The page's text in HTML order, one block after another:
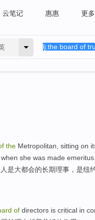
云笔记 惠惠 更
the Metropolitan , sitting on
when she was made emeritus
是大都会的长期理事 ，是纽
of directors is critical in